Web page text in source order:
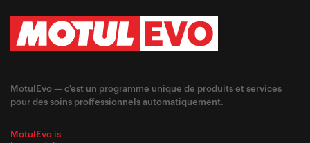
MotulEvo — c'est un programme unique de produits et services
pour des soins proffessionnels automatiquement.
MotulEvo is